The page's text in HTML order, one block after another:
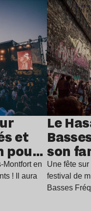
et
pour
Montfort en
! Il aura
Le
son
juillet
Une fête
festival de
Basses